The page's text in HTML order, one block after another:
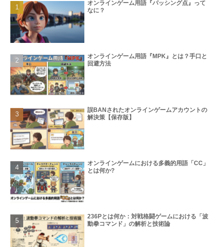
オンラインゲーム用語『パッシング点』って
なに？
オンラインゲーム用語『MPK』とは？手口と
回避方法
誤BANされたオンラインゲームアカウントの
解決策【保存版】
オンラインゲームにおける多義的用語「CC」
とは何か?
236Pとは何か：対戦格闘ゲームにおける「波
動拳コマンド」の解析と技術論